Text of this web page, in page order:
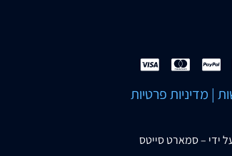
| מדיניות פרטיות
ידי –סמארט סייטס